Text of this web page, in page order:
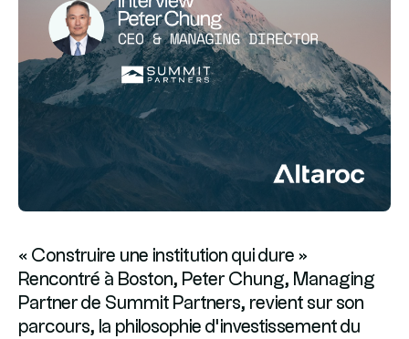
« Construire une institution qui dure »
Rencontré à Boston, Peter Chung, Managing
Partner de Summit Partners, revient sur son
parcours, la philosophie d’investissement du